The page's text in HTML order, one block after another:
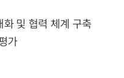
및 협력 체계 구축
가